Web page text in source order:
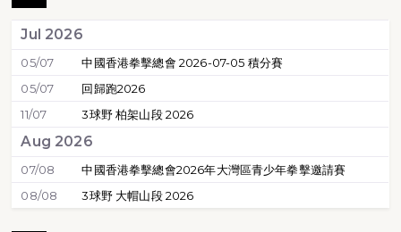
Jul 2026
05/07
中國香港拳擊總會 2026-07-05 積分賽
05/07
回歸跑2026
11/07
3球野 柏架山段 2026
Aug 2026
07/08
中國香港拳擊總會2026年大灣區青少年拳擊邀請賽
08/08
3球野 大帽山段 2026